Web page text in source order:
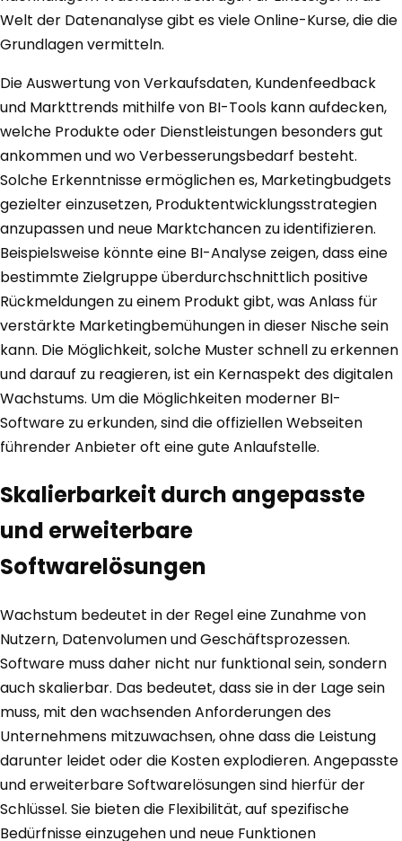
Welt der Datenanalyse gibt es viele Online-Kurse, die die
Grundlagen vermitteln.
Die Auswertung von Verkaufsdaten, Kundenfeedback
und Markttrends mithilfe von BI-Tools kann aufdecken,
welche Produkte oder Dienstleistungen besonders gut
ankommen und wo Verbesserungsbedarf besteht.
Solche Erkenntnisse ermöglichen es, Marketingbudgets
gezielter einzusetzen, Produktentwicklungsstrategien
anzupassen und neue Marktchancen zu identifizieren.
Beispielsweise könnte eine BI-Analyse zeigen, dass eine
bestimmte Zielgruppe überdurchschnittlich positive
Rückmeldungen zu einem Produkt gibt, was Anlass für
verstärkte Marketingbemühungen in dieser Nische sein
kann. Die Möglichkeit, solche Muster schnell zu erkennen
und darauf zu reagieren, ist ein Kernaspekt des digitalen
Wachstums. Um die Möglichkeiten moderner BI-
Software zu erkunden, sind die offiziellen Webseiten
führender Anbieter oft eine gute Anlaufstelle.
Skalierbarkeit durch angepasste
und erweiterbare
Softwarelösungen
Wachstum bedeutet in der Regel eine Zunahme von
Nutzern, Datenvolumen und Geschäftsprozessen.
Software muss daher nicht nur funktional sein, sondern
auch skalierbar. Das bedeutet, dass sie in der Lage sein
muss, mit den wachsenden Anforderungen des
Unternehmens mitzuwachsen, ohne dass die Leistung
darunter leidet oder die Kosten explodieren. Angepasste
und erweiterbare Softwarelösungen sind hierfür der
Schlüssel. Sie bieten die Flexibilität, auf spezifische
Bedürfnisse einzugehen und neue Funktionen